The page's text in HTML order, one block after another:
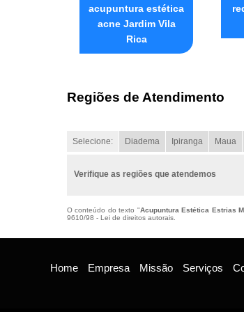
acupuntura estética
acne Jardim Vila
Rica
Regiões de Atendimento
Selecione: Diadema Ipiranga Maua
Verifique as regiões que atendemos
O conteúdo do texto "Acupuntura Estética Estrias
9610/98 - Lei de direitos autorais
Home Empresa Missão Serviços